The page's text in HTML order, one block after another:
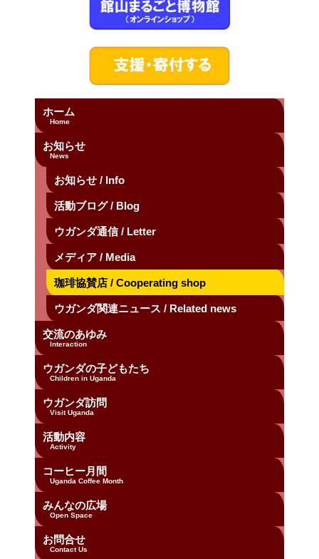
ホーム
Home
お知らせ
News
お知らせ / Info
活動ブログ / Blog
ウガンダ通信 / Letter
メディア / Media
珈琲協賛店 / Cooperating shop
ウガンダ関連ニュース / Related news
交流のあゆみ
Interaction
ウガンダの子どもたち
Children in Uganda
ウガンダ訪問
Visit Uganda
活動内容
Activity
コーヒー月間
Uganda Coffee Month
みんなの広場
Open Space
お問合せ
Contact Us